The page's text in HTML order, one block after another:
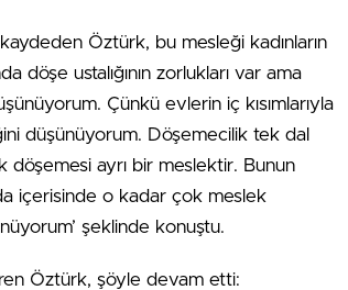
Öztürk, bu mesleği kadınların
döşe ustalığının zorlukları var ama
Çünkü evlerin iç kısımlarıyla
düşünüyorum. Döşemecilik tek dal
döşemesi ayrı bir meslektir. Bunun
içerisinde o kadar çok meslek
şeklinde konuştu.
Öztürk, şöyle devam etti: